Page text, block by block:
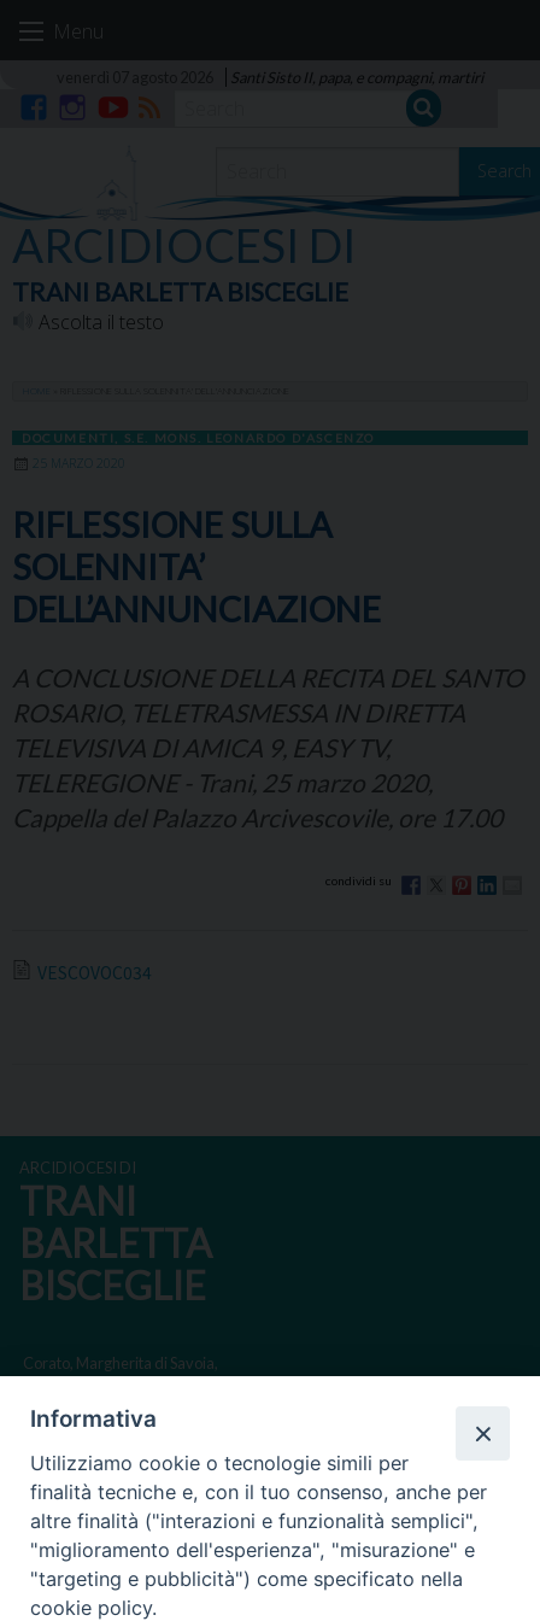
Menu
Santi Sisto II, papa, e compagni, martiri
Search
ARCIDIOCESI DI
TRANI BARLETTA BISCEGLIE
Ascolta il testo
DOCUMENTI S.E. MONS. LEONARDO D'ASCENZO
25 MARZO 2020
RIFLESSIONE SULLA
SOLENNITA’
DELL’ANNUNCIAZIONE
A CONCLUSIONE DELLA RECITA DEL SANTO
ROSARIO, TELETRASMESSA IN DIRETTA
TELEVISIVA DI AMICA 9, EASY TV,
TELEREGIONE - Trani, 25 marzo 2020,
Cappella del Palazzo Arcivescovile, ore 17.00
VESCOVOC034
ARCIDIOCESI DI
TRANI
BARLETTA
BISCEGLIE
Corato, Margherita di Savoia,
Regione ecclesiastica Puglia
Via Beltrani, 9
76125 Trani BT
Centralino Tel. 0883 494211
Informativa
Utilizziamo cookie o tecnologie simili per
finalità tecniche e, con il tuo consenso, anche per
altre finalità ("interazioni e funzionalità semplici",
"miglioramento dell'esperienza", "misurazione" e
"targeting e pubblicità") come specificato nella
cookie policy.